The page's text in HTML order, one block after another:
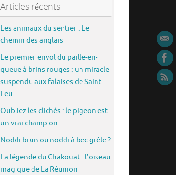
Articles récents
Les animaux du sentier : Le
chemin des anglais
Le premier envol du paille-en-
queue à brins rouges : un miracle
suspendu aux falaises de Saint-
Leu
Oubliez les clichés : le pigeon est
un vrai champion
Noddi brun ou noddi à bec grêle ?
La légende du Chakouat : l’oiseau
magique de La Réunion